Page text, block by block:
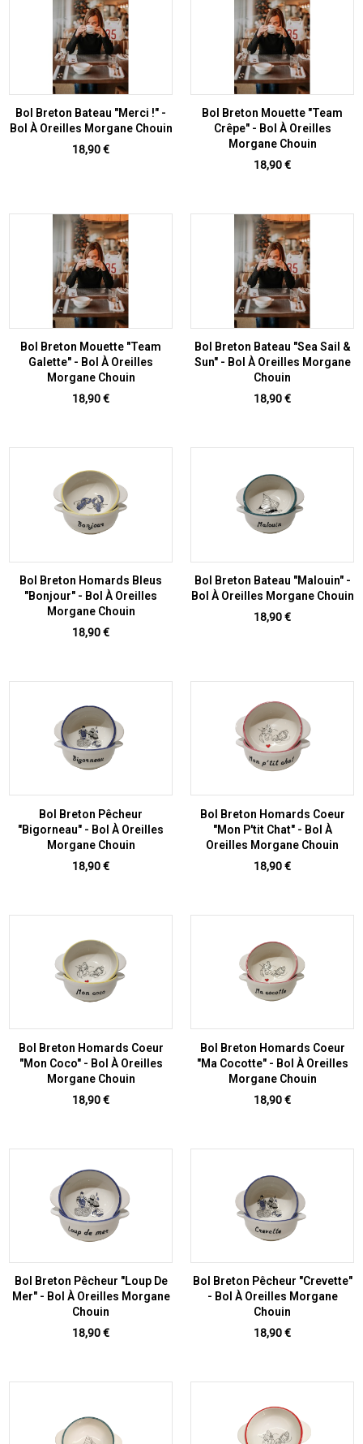
Bol Breton Bateau "Merci !" -
Bol À Oreilles Morgane Chouin
Prix
18,90 €
Bol Breton Mouette "Team
Crêpe" - Bol À Oreilles
Morgane Chouin
Prix
18,90 €
Bol Breton Mouette "Team
Galette" - Bol À Oreilles
Morgane Chouin
Prix
18,90 €
Bol Breton Bateau "Sea Sail &
Sun" - Bol À Oreilles Morgane
Chouin
Prix
18,90 €
Bol Breton Homards Bleus
"Bonjour" - Bol À Oreilles
Morgane Chouin
Prix
18,90 €
Bol Breton Bateau "Malouin" -
Bol À Oreilles Morgane Chouin
Prix
18,90 €
Bol Breton Pêcheur
"Bigorneau" - Bol À Oreilles
Morgane Chouin
Prix
18,90 €
Bol Breton Homards Coeur
"Mon P'tit Chat" - Bol À
Oreilles Morgane Chouin
Prix
18,90 €
Bol Breton Homards Coeur
"Mon Coco" - Bol À Oreilles
Morgane Chouin
Prix
18,90 €
Bol Breton Homards Coeur
"Ma Cocotte" - Bol À Oreilles
Morgane Chouin
Prix
18,90 €
Bol Breton Pêcheur "Loup De
Mer" - Bol À Oreilles Morgane
Chouin
Prix
18,90 €
Bol Breton Pêcheur "Crevette"
- Bol À Oreilles Morgane
Chouin
Prix
18,90 €